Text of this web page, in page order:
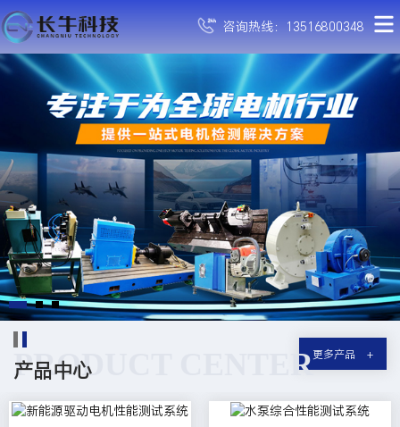
咨询热线：13516800348
产品中心
PRODUCT CENTER更多产品